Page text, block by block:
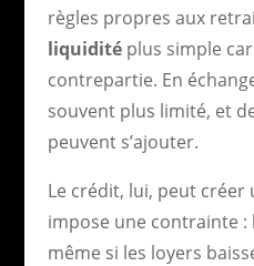
règles propres aux
liquiditéplus simple car
contrepartie. En
souvent plus limité, et
peuvent s’ajouter.
Le crédit, lui, peut créer
impose une contrainte
même si les loyers